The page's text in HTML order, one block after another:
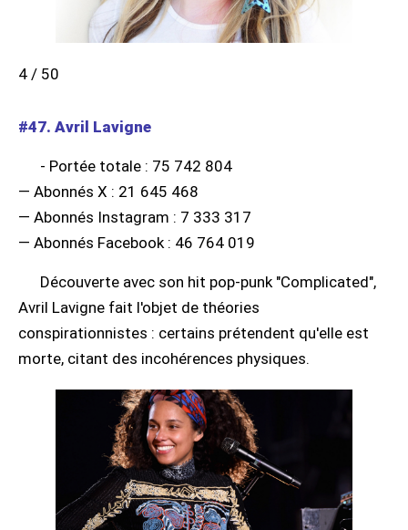
4 / 50
#47. Avril Lavigne
- Portée totale : 75 742 804
— Abonnés X : 21 645 468
— Abonnés Instagram : 7 333 317
— Abonnés Facebook : 46 764 019
Découverte avec son hit pop-punk "Complicated",
Avril Lavigne fait l'objet de théories
conspirationnistes : certains prétendent qu'elle est
morte, citant des incohérences physiques.